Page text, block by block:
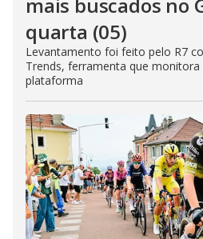
quarta (05)
Levantamento foi feito pelo R7
Trends, ferramenta que monitora
plataforma